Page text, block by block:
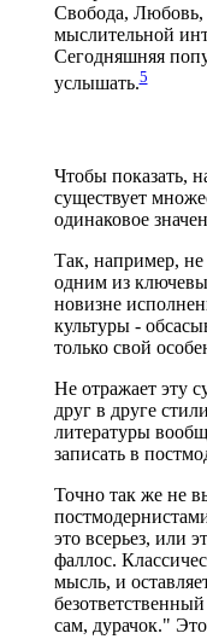
Свобода, Любовь,
мыслительной
Сегодняшняя
услышать.5
Чтобы показать,
существует
одинаковое
Так, например,
одним из
новизне
культуры -
только свой
Не отражает эту
друг в друге
литературы
записать в
Точно так же не
это всерьез, или
фаллос.
мысль, и
сам, дурачок."